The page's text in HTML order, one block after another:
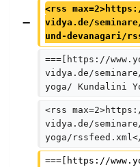
<rss
vidya.de/
und-devanagari/
===[https://
vidya.de/
yoga/ Kundalini
<rss
vidya.de/
yoga/
===[https://